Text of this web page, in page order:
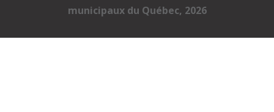
municipaux du Québec, 2026